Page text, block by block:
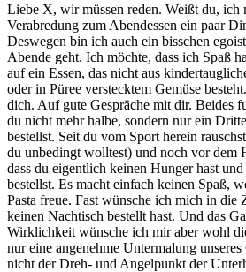
Liebe X, wir müssen reden. Weißt du, ich
Verabredung zum Abendessen ein paar
Deswegen bin ich auch ein bisschen
Abende geht. Ich möchte, dass ich Spaß
auf ein Essen, das nicht aus
oder in Püree verstecktem Gemüse
dich. Auf gute Gespräche mit dir. Beides
du nicht mehr halbe, sondern nur ein
bestellst. Seit du vom Sport herein
du unbedingt wolltest) und noch vor dem
dass du eigentlich keinen Hunger hast
bestellst. Es macht einfach keinen Spaß,
Pasta freue. Fast wünsche ich mich in die
keinen Nachtisch bestellt hast. Und das
Wirklichkeit wünsche ich mir aber wohl
nur eine angenehme Untermalung
nicht der Dreh- und Angelpunkt der